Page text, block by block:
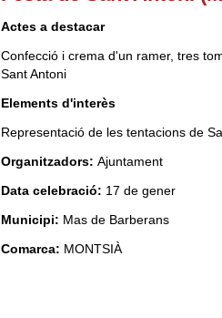
Actes a destacar
Confecció i crema d'un ramer, tres
Sant Antoni
Elements d'interès
Representació de les tentacions de
Organitzadors: Ajuntament
Data celebració: 17 de gener
Municipi: Mas de Barberans
Comarca: MONTSIÀ